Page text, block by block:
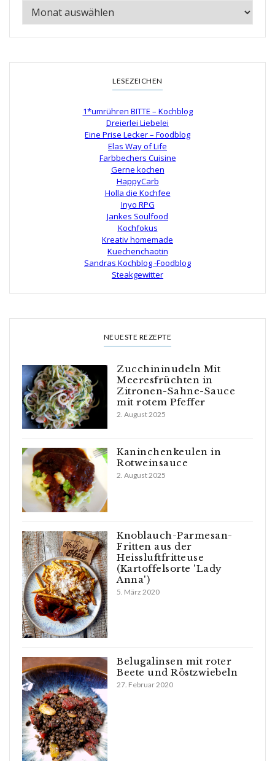
LESEZEICHEN
1*umrühren BITTE – Kochblog
Dreierlei Liebelei
Eine Prise Lecker – Foodblog
Elas Way of Life
Farbbechers Cuisine
Gerne kochen
HappyCarb
Holla die Kochfee
Inyo RPG
Jankes Soulfood
Kochfokus
Kreativ homemade
Kuechenchaotin
Sandras Kochblog -Foodblog
Steakgewitter
NEUESTE REZEPTE
Zucchininudeln Mit
Meeresfrüchten in
Zitronen-Sahne-Sauce
mit rotem Pfeffer
2. August 2025
Kaninchenkeulen in
Rotweinsauce
2. August 2025
Knoblauch-Parmesan-
Fritten aus der
Heissluftfritteuse
(Kartoffelsorte 'Lady
Anna')
5. März 2020
Belugalinsen mit roter
Beete und Röstzwiebeln
27. Februar 2020